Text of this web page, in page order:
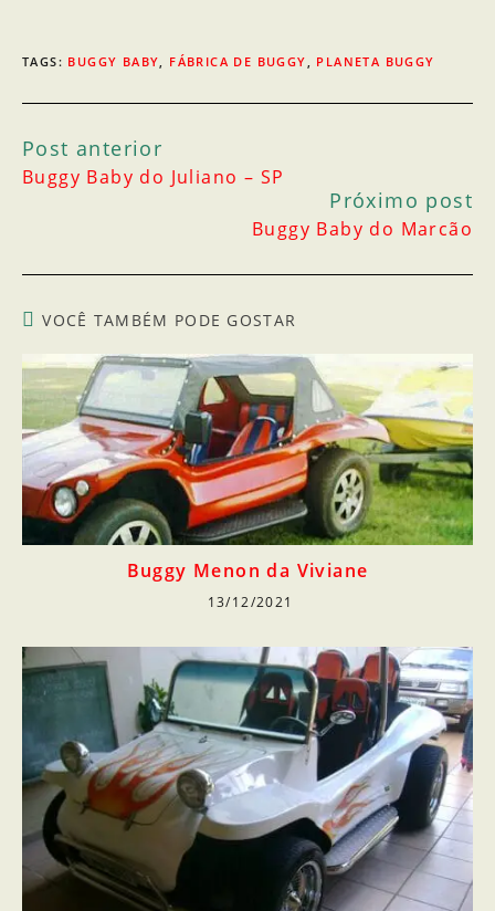
TAGS: BUGGY BABY, FÁBRICA DE BUGGY, PLANETA BUGGY
Post anterior
Buggy Baby do Juliano – SP
Próximo post
Buggy Baby do Marcão
VOCÊ TAMBÉM PODE GOSTAR
Buggy Menon da Viviane
13/12/2021